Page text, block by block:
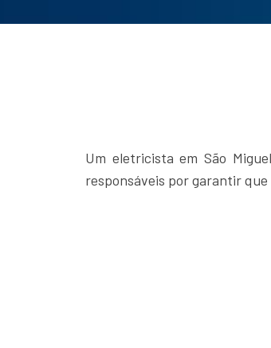
Um eletricista em São
responsáveis por garantir